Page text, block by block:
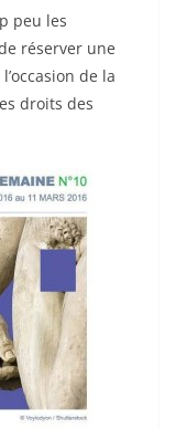
peu les
réserver une
de la
droits des